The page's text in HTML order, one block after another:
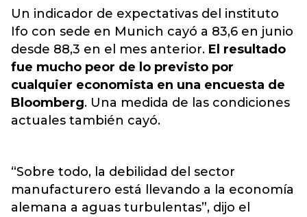
Un indicador de expectativas del instituto
Ifo con sede en Munich cayó a 83,6 en junio
desde 88,3 en el mes anterior. El resultado
fue mucho peor de lo previsto por
cualquier economista en una encuesta de
Bloomberg. Una medida de las condiciones
actuales también cayó.
“Sobre todo, la debilidad del sector
manufacturero está llevando a la economía
alemana a aguas turbulentas”, dijo el